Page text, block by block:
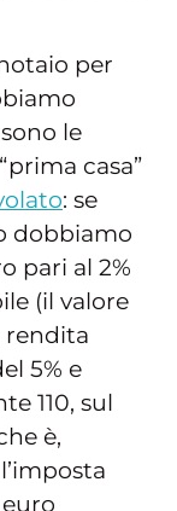
per
le
casa”
: se
dobbiamo
pari al 2%
(il valore
rendita
5% e
110, sul
è,